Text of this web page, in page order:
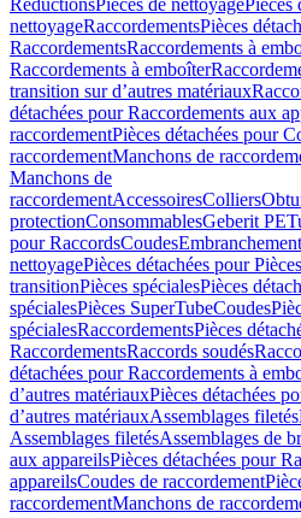
RéductionsPièces de nettoyagePièces
nettoyageRaccordementsPièces
RaccordementsRaccordements à
Raccordements à emboîter
transition sur d’autres matériaux
détachées pour Raccordements aux
raccordementPièces détachées pour
raccordementManchons de
Manchons de
raccordementAccessoiresColliers
protectionConsommablesGeberit PE
pour RaccordsCoudes
nettoyagePièces détachées pour
transitionPièces spécialesPièces
spécialesPièces SuperTubeCoudes
spécialesRaccordementsPièces
RaccordementsRaccords soudés
détachées pour Raccordements à
d’autres matériauxPièces détachées
d’autres matériauxAssemblages filetés
Assemblages filetésAssemblages de
aux appareilsPièces détachées pour
appareilsCoudes de raccordement
raccordementManchons de